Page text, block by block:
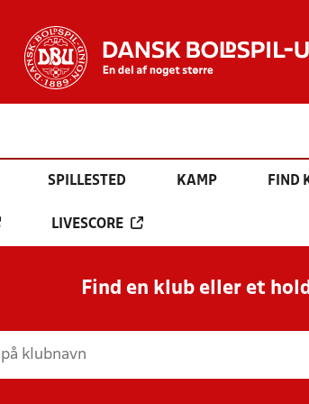
SPILLESTED KAMP FIND
LIVESCORE
Find en klub eller et hold